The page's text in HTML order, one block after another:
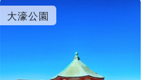
大濠公園